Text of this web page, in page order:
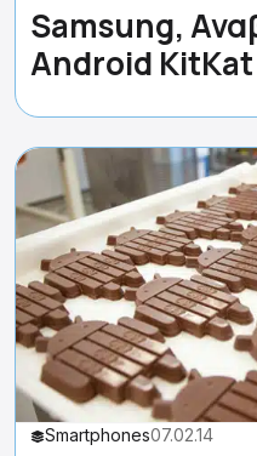
Samsung,
Android KitKat
Smartphones07.02.14